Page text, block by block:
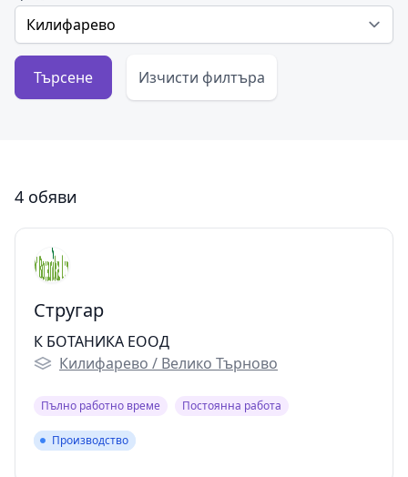
Търсене Изчисти филтъра
4 обяви
Стругар
К БОТАНИКА ЕООД
Килифарево / Велико Търново
Пълно работно време Постоянна работа
Производство
Производство